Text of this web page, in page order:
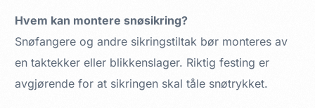
Hvem kan montere snøsikring?
Snøfangere og andre sikringstiltak bør monteres av
en taktekker eller blikkenslager. Riktig festing er
avgjørende for at sikringen skal tåle snøtrykket.